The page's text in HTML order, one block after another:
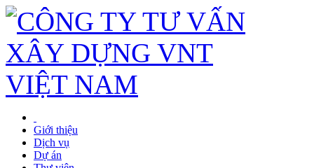
Giới thiệu
Dịch vụ
Dự án